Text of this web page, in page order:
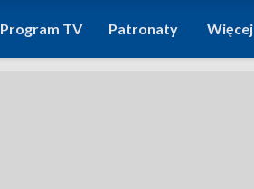
Program TV Patronaty Więcej